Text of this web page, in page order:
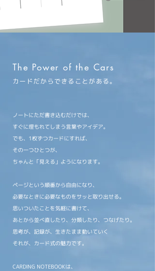
ノートにただ書き込むだけでは、
すぐに埋もれてしまう言葉やアイデア。
でも、1枚ずつカードにすれば、
その一つひとつが、
ちゃんと「見える」ようになります。
ページという順番から自由になり、
必要なときに必要なものをサッと取り出せる。
思いついたことを気軽に書けて、
あとから並べ直したり、分類したり、つなげたり。
思考が、記録が、生きたまま動いていく
それが、カード式の魅力です。
CARDING NOTEBOOKは、
カードだからできることがある。
The Power of the Cars